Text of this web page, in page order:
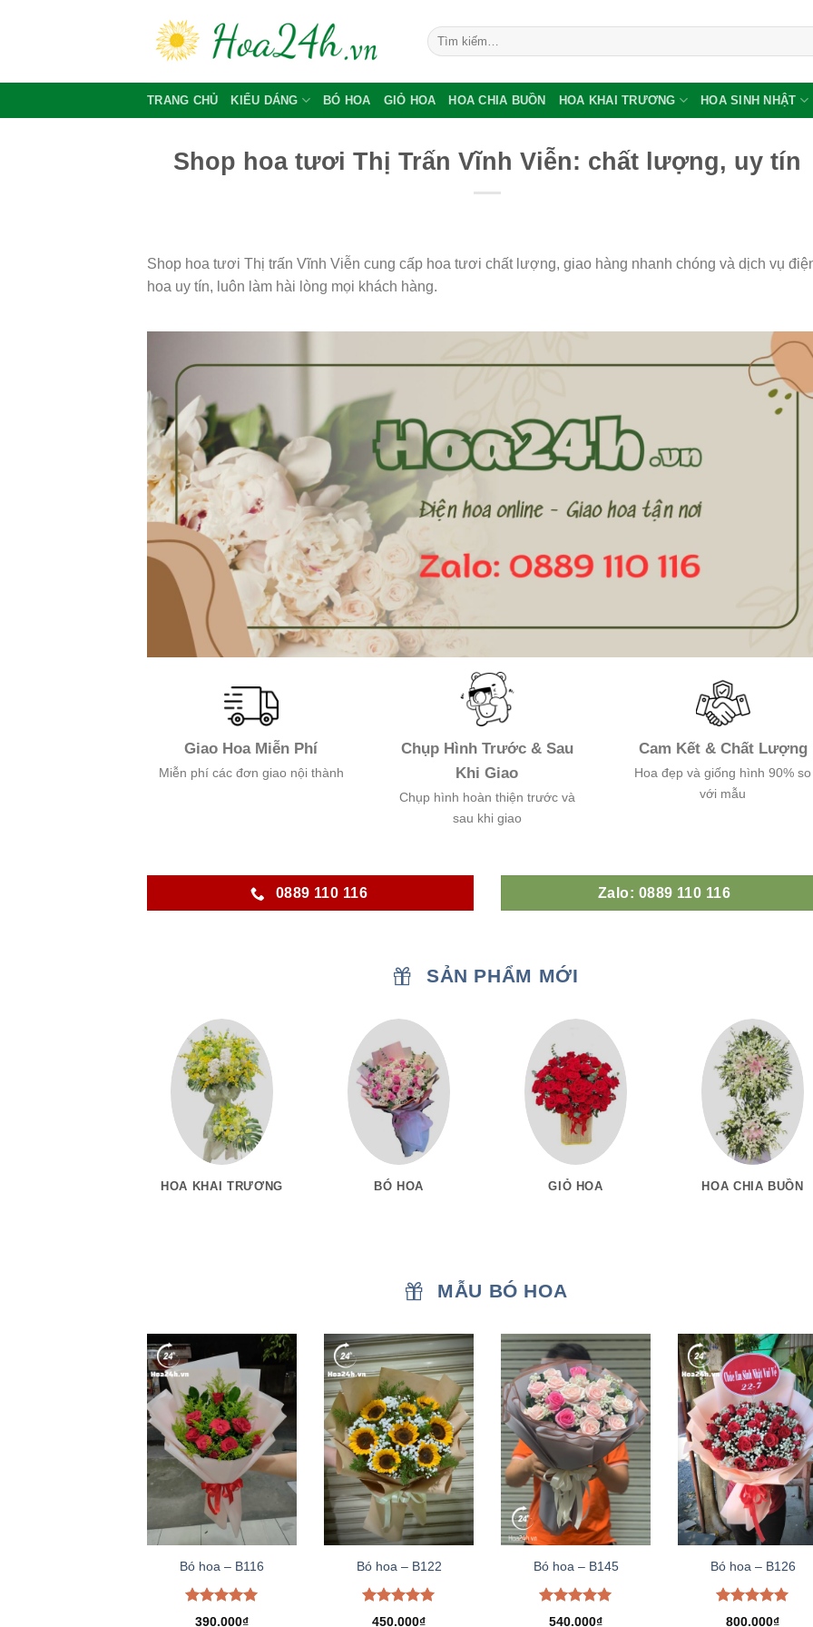
Tìm
kiếm:
TRANG CHỦ KIỂU DÁNG BÓ HOA GIỎ HOA HOA CHIA BUỒN HOA KHAI TRƯƠNG HOA SINH NHẬT
Shop hoa tươi Thị Trấn Vĩnh Viễn: chất lượng, uy tín
Shop hoa tươi Thị trấn Vĩnh Viễn cung cấp hoa tươi chất lượng, giao hàng nhanh chóng và dịch vụ
hoa uy tín, luôn làm hài lòng mọi khách hàng.
Giao Hoa Miễn Phí
Miễn phí các đơn giao nội thành
Chụp Hình Trước & Sau
Khi Giao
Chụp hình hoàn thiện trước và
sau khi giao
Cam Kết & Chất Lượng
Hoa đẹp và giống hình 90% so
với mẫu
0889 110 116 Zalo: 0889 110 116
SẢN PHẨM MỚI
HOA KHAI TRƯƠNG BÓ HOA GIỎ HOA HOA CHIA BUỒN
MẪU BÓ HOA
Bó hoa – B116
Được xếp
390.000₫
Bó hoa – B122
Được xếp
450.000₫
Bó hoa – B145
Được xếp
540.000₫
Bó hoa – B126
Được xếp
800.000₫